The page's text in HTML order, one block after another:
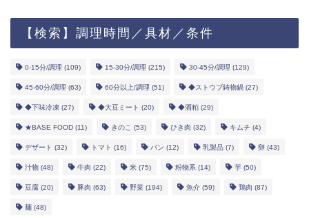
【検索】調理時間／具材／条件
0-15分/調理 (109) 15-30分/調理 (215) 30-45分/調理 (129)
45-60分/調理 (63) 60分以上/調理 (51) ◆ストウブ鋳物鍋 (27)
◆下味冷凍 (27) ◆大豆ミート (20) ◆酒粕 (29)
★BASE FOOD (11) きのこ (53) ひき肉 (32) キムチ (4)
デザート (32) トマト (16) パン (12) 乳製品 (7) 卵 (43)
汁物 (48) 牛肉 (22) 米 (75) 粉物系 (14) 芋 (50)
豆腐 (20) 豚肉 (63) 野菜 (194) 魚介 (59) 鶏肉 (87)
麺 (48)